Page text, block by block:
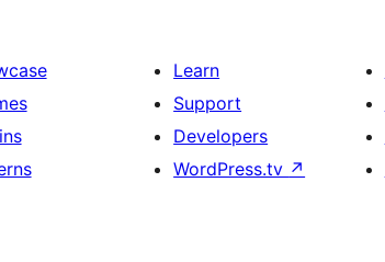
Learn
Support
Developers
WordPress.tv ↗